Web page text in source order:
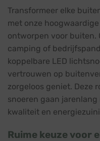
Transformeer elke
met onze
ontworpen voor buiten.
camping of
koppelbare LED
vertrouwen op
zorgeloos geniet. Deze
snoeren gaan
kwaliteit en
Ruime keuze voor